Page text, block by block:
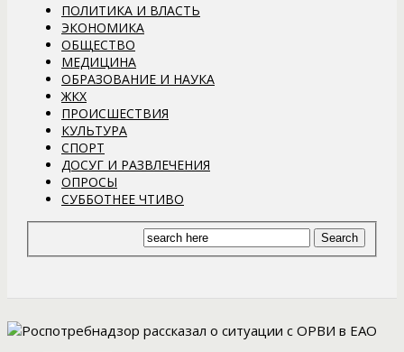
ПОЛИТИКА И ВЛАСТЬ
ЭКОНОМИКА
ОБЩЕСТВО
МЕДИЦИНА
ОБРАЗОВАНИЕ И НАУКА
ЖКХ
ПРОИСШЕСТВИЯ
КУЛЬТУРА
СПОРТ
ДОСУГ И РАЗВЛЕЧЕНИЯ
ОПРОСЫ
СУББОТНЕЕ ЧТИВО